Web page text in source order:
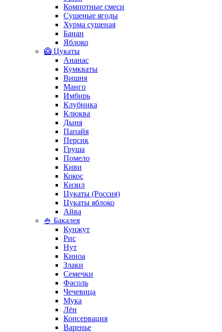
Компотные смеси
Сушеные ягоды
Хурма сушеная
Банан
Яблоко
🥝 Цукаты
Ананас
Кумкваты
Вишня
Манго
Имбирь
Клубника
Клюква
Дыня
Папайя
Персик
Груша
Помело
Киви
Кокос
Кизил
Цукаты (Россия)
Цукаты яблоко
Айва
🍚 Бакалея
Кунжут
Рис
Нут
Киноа
Злаки
Семечки
Фасоль
Чечевица
Мука
Лён
Консервация
Варенье